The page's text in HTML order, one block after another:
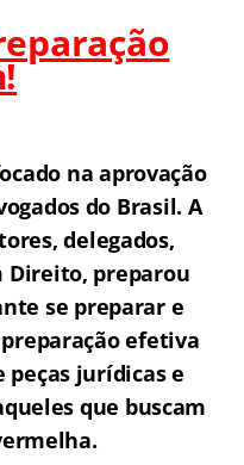
ocado na aprovação
do Brasil. A
delegados,
Direito, preparou
se preparar e
efetiva
peças jurídicas e
que buscam